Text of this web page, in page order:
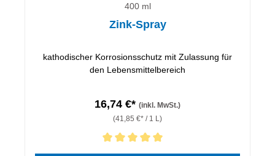
400 ml
Zink-Spray
kathodischer Korrosionsschutz mit Zulassung für
den Lebensmittelbereich
16,74 €* (inkl. MwSt.)
(41,85 €* / 1 L)
Durchschnittliche Bewertung von 5 von 5 Sternen